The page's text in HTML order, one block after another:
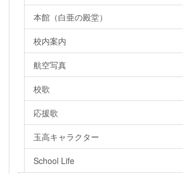
本館（白亜の殿堂）
校内案内
航空写真
校歌
応援歌
玉高キャラクター
School Life